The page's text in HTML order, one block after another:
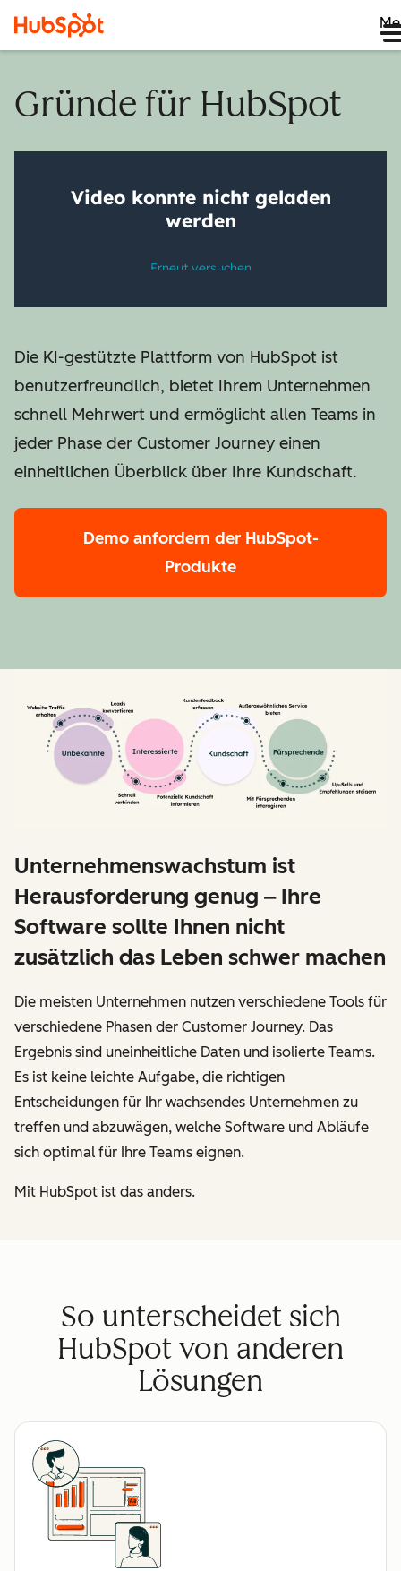
Gründe für HubSpot
Die KI-gestützte Plattform von HubSpot ist
benutzerfreundlich, bietet Ihrem Unternehmen
schnell Mehrwert und ermöglicht allen Teams in
jeder Phase der Customer Journey einen
einheitlichen Überblick über Ihre Kundschaft.
Demo anfordern der HubSpot-
Produkte
Unternehmenswachstum ist
Herausforderung genug ‒ Ihre
Software sollte Ihnen nicht
zusätzlich das Leben schwer machen
Die meisten Unternehmen nutzen verschiedene Tools für
verschiedene Phasen der Customer Journey. Das
Ergebnis sind uneinheitliche Daten und isolierte Teams.
Es ist keine leichte Aufgabe, die richtigen
Entscheidungen für Ihr wachsendes Unternehmen zu
treffen und abzuwägen, welche Software und Abläufe
sich optimal für Ihre Teams eignen.
Mit HubSpot ist das anders.
So unterscheidet sich
HubSpot von anderen
Lösungen